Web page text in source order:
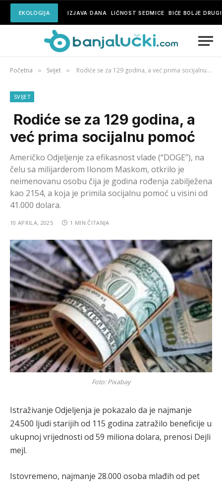
EKOLOGIJA IZJAVA DANA LIČNOST SEDMICE BIĆE BOLJE
Početna » Svijet » Rodiće se za 129 godina, a već prima socijalnu pomoć
SVIJET
Rodiće se za 129 godina, a
već prima socijalnu pomoć
Američko Odjeljenje za efikasnost vlade (“DOGE”), na
čelu sa milijarderom Ilonom Maskom, otkrilo je
neimenovanu osobu čija je godina rođenja zabilježena
kao 2154, a koja je primila socijalnu pomoć u visini od
41.000 dolara.
10 APRILA, 2025 1 MIN ČITANJA
Foto: Pixabay
Istraživanje Odjeljenja je pokazalo da je najmanje
24.500 ljudi starijih od 115 godina zatražilo beneficije u
ukupnoj vrijednosti od 59 miliona dolara, prenosi Dejli
mejl.
Istovremeno, najmanje 28.000 osoba mlađih od pet